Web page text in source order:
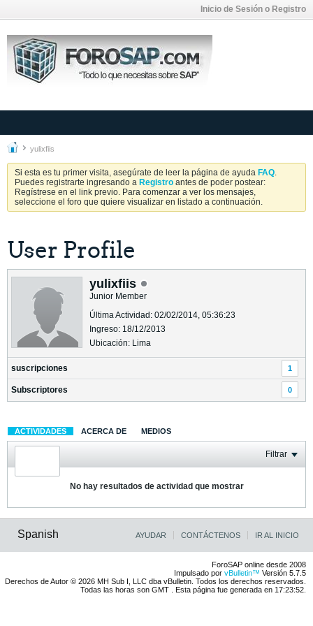
Inicio de Sesión o Registro
yulixfiis
Si esta es tu primer visita, asegúrate de leer la página de ayuda FAQ.
Puedes registrarte ingresando a Registro antes de poder postear:
Regístrese en el link previo. Para comenzar a ver los mensajes,
seleccione el foro que quiere visualizar en listado a continuación.
User Profile
yulixfiis
Junior Member
Última Actividad: 02/02/2014, 05:36:23
Ingreso: 18/12/2013
Ubicación: Lima
suscripciones 1
Subscriptores 0
ACTIVIDADES ACERCA DE MEDIOS
Filtrar
No hay resultados de actividad que mostrar
Spanish AYUDAR CONTÁCTENOS IR AL INICIO
ForoSAP online desde 2008
Impulsado por vBulletin™ Versión 5.7.5
Derechos de Autor © 2026 MH Sub I, LLC dba vBulletin. Todos los derechos reservados.
Todas las horas son GMT . Esta página fue generada en 17:23:52.